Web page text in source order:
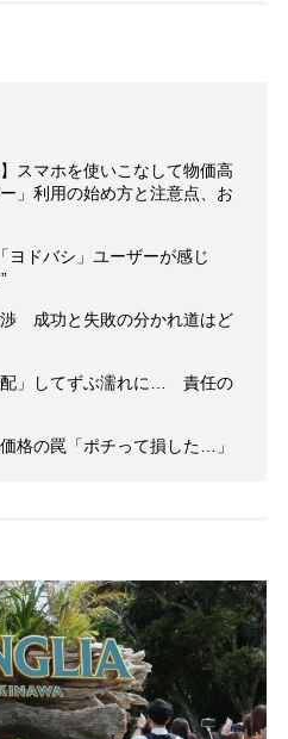
スマホを使いこなして物価高
」利用の始め方と注意点、お
ヨドバシ」ユーザーが感じ
成功と失敗の分かれ道はど
配」してずぶ濡れに… 責任の
格の罠「ポチって損した…」